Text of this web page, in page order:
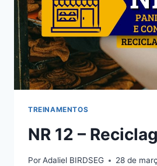
TREINAMENTOS
NR 12 –
PorAdaliel BIRDSEG 28 de